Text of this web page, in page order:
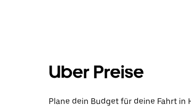
Uber Preise
Plane dein Budget für deine Fahrt in